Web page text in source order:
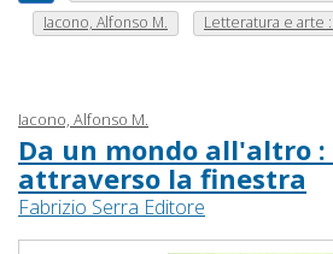
Iacono, Alfonso M.
Letteratura e arte
Iacono, Alfonso M.
Da un mondo all'altro
attraverso la finestra
Fabrizio Serra Editore